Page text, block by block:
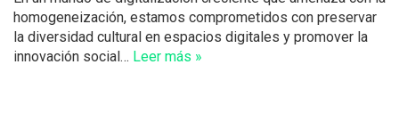
homogeneización, estamos comprometidos con preservar
la diversidad cultural en espacios digitales y promover la
innovación social… Leer más »